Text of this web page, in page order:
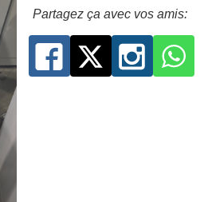
Partagez ça avec vos amis: